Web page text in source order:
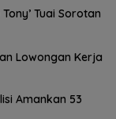
Tuai Sorotan
Lowongan Kerja
Amankan 53